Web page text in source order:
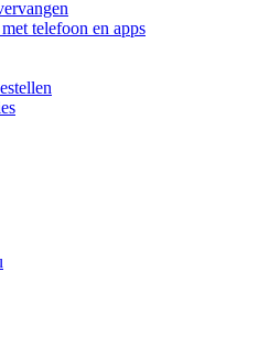
telefoon en apps